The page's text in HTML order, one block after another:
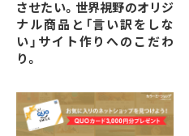
させたい。世界視野のオリジ
ナル商品と「言い訳をしな
い」サイト作りへのこだわ
り。